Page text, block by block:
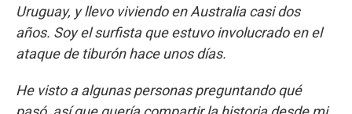
Uruguay, y llevo viviendo en Australia casi dos
años. Soy el surfista que estuvo involucrado en el
ataque de tiburón hace unos días.
He visto a algunas personas preguntando qué